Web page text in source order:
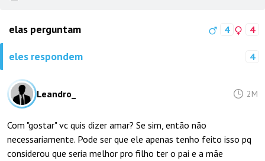
elas perguntam 4 4
eles respondem 4
Leandro_ 2M
Com "gostar" vc quis dizer amar? Se sim, então não
necessariamente. Pode ser que ele apenas tenho feito isso pq
considerou que seria melhor pro filho ter o pai e a mãe